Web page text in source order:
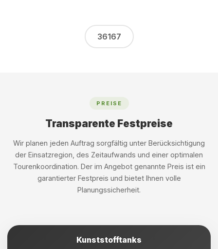
36167
PREISE
Transparente Festpreise
Wir planen jeden Auftrag sorgfältig unter Berücksichtigung
der Einsatzregion, des Zeitaufwands und einer optimalen
Tourenkoordination. Der im Angebot genannte Preis ist ein
garantierter Festpreis und bietet Ihnen volle
Planungssicherheit.
Kunststofftanks